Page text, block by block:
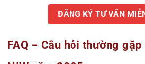
ĐĂNG KÝ TƯ VẤN
FAQ – Câu hỏi thường gặp